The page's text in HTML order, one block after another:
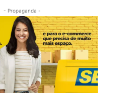
- Propaganda -